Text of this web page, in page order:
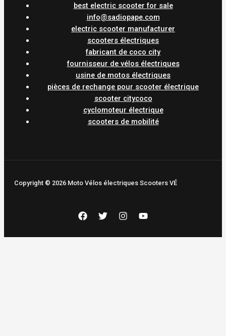
best electric scooter for sale
info@sadiopape.com
electric scooter manufacturer
scooters électriques
fabricant de coco city
fournisseur de vélos électriques
usine de motos électriques
pièces de rechange pour scooter électrique
scooter citycoco
cyclomoteur électrique
scooters de mobilité
Copyright © 2026 Moto Vélos électriques Scooters VÉ